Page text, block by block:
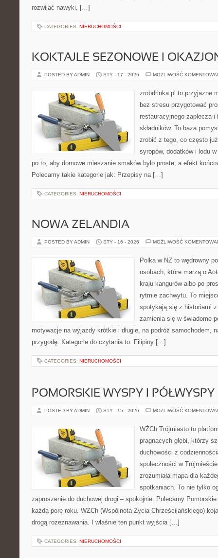
rozwijać nawyki, […]
CATEGORIES: NIERUCHOMOŚCI
KOKTAJLE SEZONOWE I
POSTED BY ADMIN STY - 17 - 2026 MOŻLIWOŚĆ
zrobdrinka.pl to przyjazne
bez stresu przygotować
restauracyjnego zaplecza
składników. To baza
zrobić z tego, co często
syropów, dodatków i lodu
po to, aby domowe mieszanie smaków było proste, a efekt
Polecamy takie kategorie jak: Przepisy na […]
CATEGORIES: NIERUCHOMOŚCI
NOWA ZELANDIA
POSTED BY ADMIN STY - 16 - 2026 MOŻLIWOŚĆ
Polka w NZ to wędrowny
osobach, które marzą o
kraju kangurów albo po
rytmie zachwytu. To
spotykają się z historiami z
zamienia się w świadome
motywacje na wyjazdy krótkie i długie, na podróż samochodem,
przygodę. Kategorie do czytania to: Filipiny […]
CATEGORIES: NIERUCHOMOŚCI
POMORSKIE WYSPY I PÓŁWYSPY
POSTED BY ADMIN STY - 15 - 2026 MOŻLIWOŚĆ
WŻCh Trójmiasto to
pragnących głębi, którzy
duchowości z
społeczności w
zrozumiała mapa dla
spotkaniach. To nie tylko
zaproszenie do duchowej drogi – spokojnie. Polecamy
każdą porę roku. WŻCh (Wspólnota Życia Chrześcijańskiego)
drogą rozeznawania. I właśnie ten punkt wyjścia […]
CATEGORIES: NIERUCHOMOŚCI